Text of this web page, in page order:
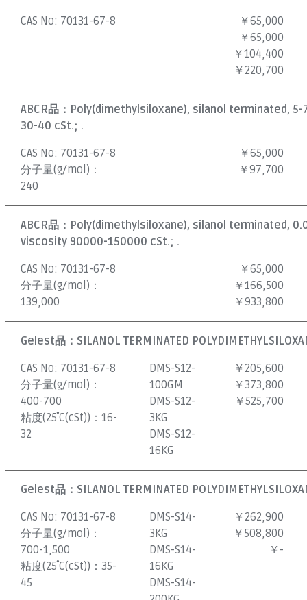
CAS No: 70131-67-8
￥65,000
￥65,000
￥104,400
￥220,700
ABCR品： Poly(dimethylsiloxane), silanol terminated, 5-
30-40 cSt.; .
CAS No: 70131-67-8
分子量(g/mol)：
240
￥65,000
￥97,700
ABCR品： Poly(dimethylsiloxane), silanol terminated,
viscosity 90000-150000 cSt.; .
CAS No: 70131-67-8
分子量(g/mol)：
139,000
￥65,000
￥166,500
￥933,800
Gelest品： SILANOL TERMINATED
CAS No: 70131-67-8
分子量(g/mol)：
400-700
粘度(25˚C(cSt))：16-
32
DMS-S12-
100GM
DMS-S12-
3KG
DMS-S12-
16KG
￥205,600
￥373,800
￥525,700
Gelest品： SILANOL TERMINATED
CAS No: 70131-67-8
分子量(g/mol)：
700-1,500
粘度(25˚C(cSt))：35-
45
DMS-S14-
3KG
DMS-S14-
16KG
DMS-S14-
￥262,900
￥508,800
￥-